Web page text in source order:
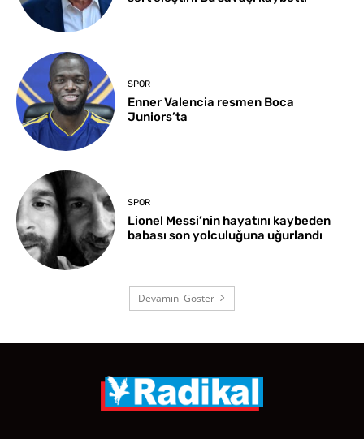
SPOR
Enner Valencia resmen Boca
Juniors’ta
SPOR
Lionel Messi’nin hayatını kaybeden
babası son yolculuğuna uğurlandı
Devamını Göster